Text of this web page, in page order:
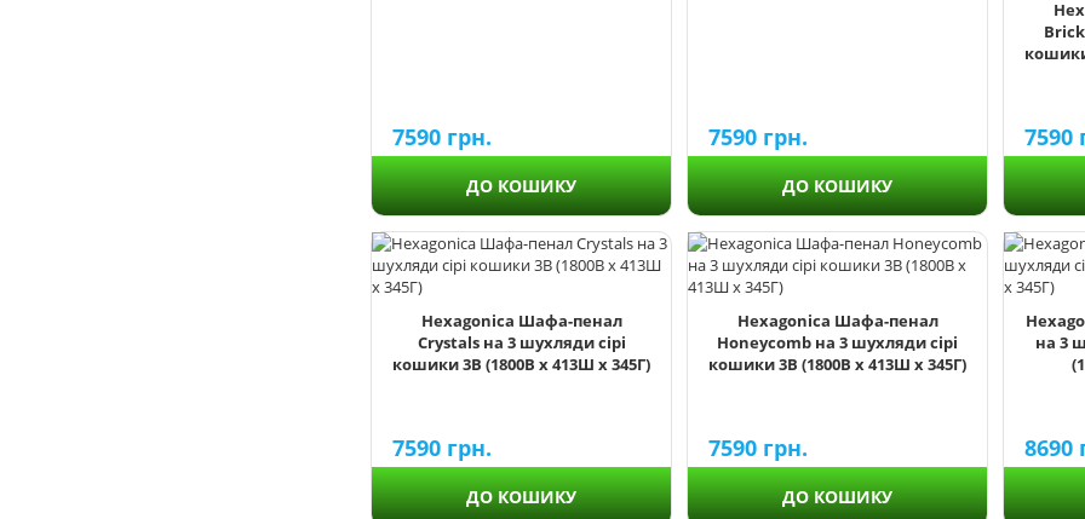
7590 грн.
ДО КОШИКУ
7590 грн.
ДО КОШИКУ
7590
Hexagonica Шафа-пенал
Crystals на 3 шухляди сірі
кошики 3В (1800В х 413Ш х 345Г)
7590 грн.
ДО КОШИКУ
Hexagonica Шафа-пенал
Honeycomb на 3 шухляди сірі
кошики 3В (1800В х 413Ш х 345Г)
7590 грн.
ДО КОШИКУ
на 3
8690